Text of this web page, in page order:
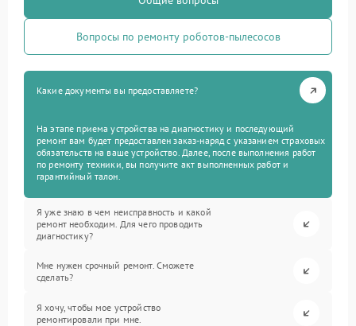
Вопросы по ремонту роботов-пылесосов
Какие документы вы предоставляете?
На этапе приема устройства на диагностику и последующий
ремонт вам будет предоставлен заказ-наряд с указанием страховых
обязательств на ваше устройство. Далее, после выполнения работ
по ремонту техники, вы получите акт выполненных работ и
гарантийный талон.
Я уже знаю в чем неисправность и какой
ремонт необходим. Для чего проводить
диагностику?
Мне нужен срочный ремонт. Сможете
сделать?
Я хочу, чтобы мое устройство
ремонтировали при мне.